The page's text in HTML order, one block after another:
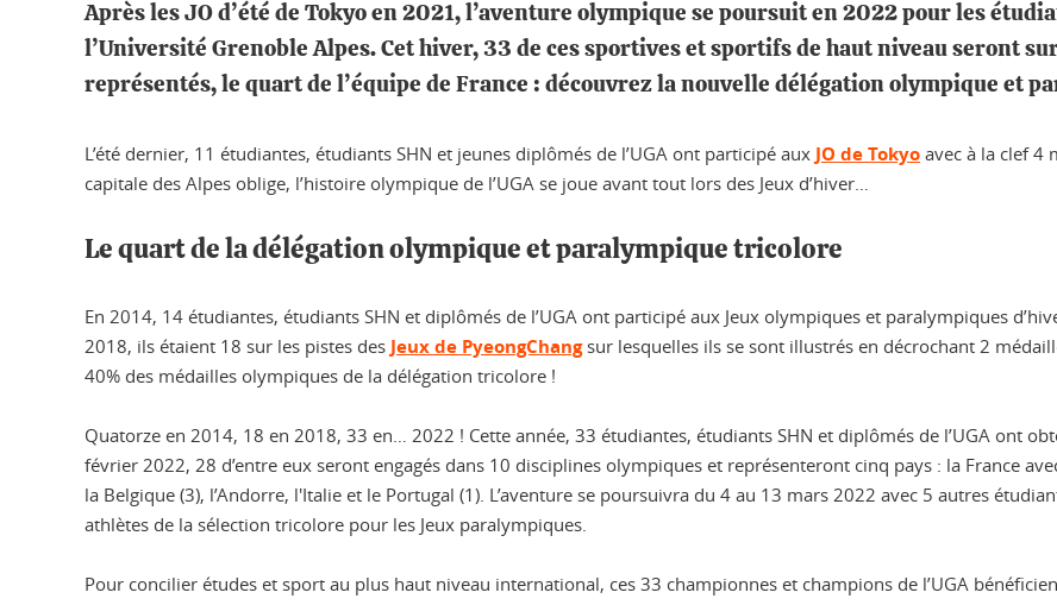
Après les JO d’été de Tokyo en 2021, l’aventure olympique se poursuit en 2022 pour les
l’Université Grenoble Alpes. Cet hiver, 33 de ces sportives et sportifs de haut niveau seront
représentés, le quart de l’équipe de France : découvrez la nouvelle délégation olympique et
L’été dernier, 11 étudiantes, étudiants SHN et jeunes diplômés de l’UGA ont participé aux JO de Tokyo avec à la clef 4
capitale des Alpes oblige, l’histoire olympique de l’UGA se joue avant tout lors des Jeux d’hiver…
Le quart de la délégation olympique et paralympique tricolore
En 2014, 14 étudiantes, étudiants SHN et diplômés de l’UGA ont participé aux Jeux olympiques et paralympiques
2018, ils étaient 18 sur les pistes des Jeux de PyeongChangsur lesquelles ils se sont illustrés en décrochant 2
40% des médailles olympiques de la délégation tricolore !
Quatorze en 2014, 18 en 2018, 33 en… 2022 ! Cette année, 33 étudiantes, étudiants SHN et diplômés de l’UGA ont
février 2022, 28 d’entre eux seront engagés dans 10 disciplines olympiques et représenteront cinq pays : la France
la Belgique (3), l’Andorre, l'Italie et le Portugal (1). L’aventure se poursuivra du 4 au 13 mars 2022 avec 5 autres
athlètes de la sélection tricolore pour les Jeux paralympiques.
Pour concilier études et sport au plus haut niveau international, ces 33 championnes et champions de l’UGA